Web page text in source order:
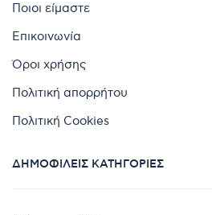
Ποιοι είμαστε
Επικοινωνία
Όροι χρήσης
Πολιτική απορρήτου
Πολιτική Cookies
ΔΗΜΟΦΙΛΕΊΣ ΚΑΤΗΓΟΡΊΕΣ